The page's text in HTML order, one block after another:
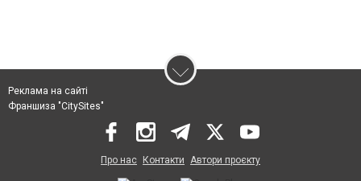
Реклама на сайті
Франшиза "CitySites"
Про нас Контакти Автори проєкту